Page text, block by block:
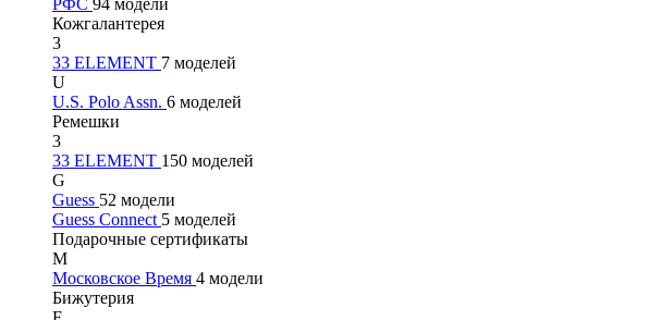
РФС 94 модели
Кожгалантерея
3
33 ELEMENT 7 моделей
U
U.S. Polo Assn. 6 моделей
Ремешки
3
33 ELEMENT 150 моделей
G
Guess 52 модели
Guess Connect 5 моделей
Подарочные сертификаты
М
Московское Время 4 модели
Бижутерия